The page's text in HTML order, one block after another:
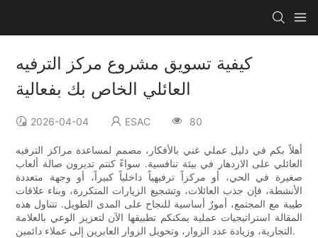
كيفية تسويق مشروع مركز الترفيه
العائلي الخاص بك بفعالية
2026-04-04 ESAC 80
أهلاً بكم في دليل عملي غني بالأفكار، مصمم لمساعدة مراكز الترفيه
العائلي على الازدهار في بيئة تنافسية. سواءً كنتم تديرون صالة ألعاب
صغيرة في الحي، أو مركزاً ترفيهياً داخلياً كبيراً، أو وجهة متعددة
الأنشطة، فإن جذب العائلات، وتشجيع الزيارات المتكررة، وبناء علاقات
طيبة مع المجتمع، أمورٌ أساسية للنجاح على المدى الطويل. تتناول هذه
المقالة استراتيجيات عملية يمكنكم تطبيقها الآن لتعزيز الوعي بالعلامة
التجارية، وزيادة عدد الزوار، وتحويل الزوار العابرين إلى عملاء دائمين.